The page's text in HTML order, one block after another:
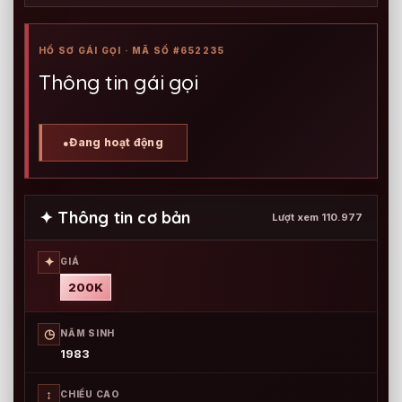
HỒ SƠ GÁI GỌI · MÃ SỐ #652235
Thông tin gái gọi
●Đang hoạt động
✦ Thông tin cơ bản Lượt xem 110.977
✦ GIÁ
200K
◷ NĂM SINH
1983
↕ CHIỀU CAO